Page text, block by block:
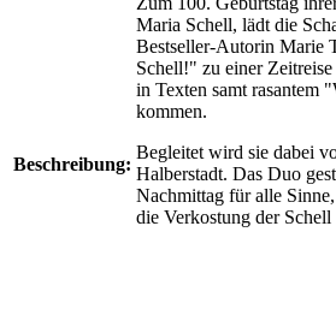
Beschreibung:
Maria Schell, lädt die
Bestseller-Autorin Marie
Schell!" zu einer
in Texten samt rasantem
kommen.
Begleitet wird sie dabei
Halberstadt. Das Duo
Nachmittag für alle
die Verkostung der